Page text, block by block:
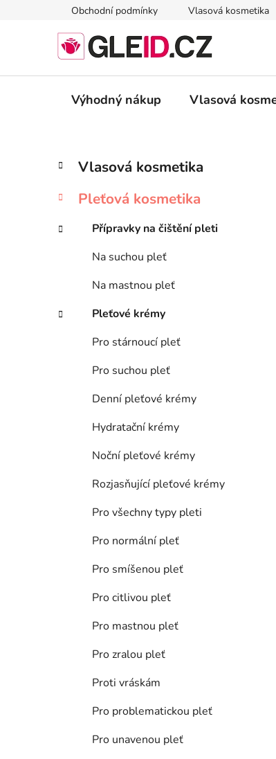
Obchodní podmínky Vlasová kosmetika
Výhodný nákup Vlasová
P
s
r
p
Přeskočit
kategorie
K
a
e
o
Vlasová kosmetika
Pleťová kosmetika
Přípravky na čištění pleti
Na suchou pleť
Na mastnou pleť
Pleťové krémy
Pro stárnoucí pleť
Pro suchou pleť
Denní pleťové krémy
Hydratační krémy
Noční pleťové krémy
Rozjasňující pleťové krémy
Pro všechny typy pleti
Pro normální pleť
Pro smíšenou pleť
Pro citlivou pleť
Pro mastnou pleť
Pro zralou pleť
Proti vráskám
Pro problematickou pleť
Pro unavenou pleť